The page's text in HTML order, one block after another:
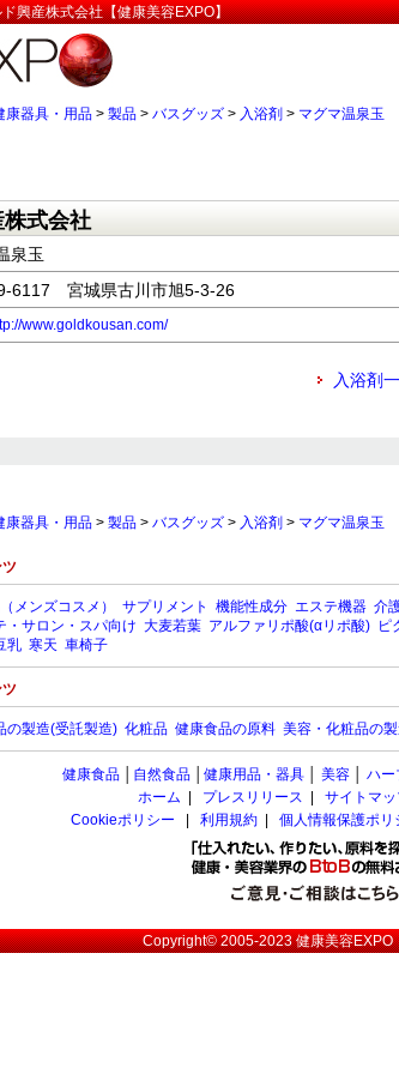
興産株式会社【健康美容EXPO】
康器具・用品 > 製品 > バスグッズ > 入浴剤 > マグマ温泉玉
株式会社
泉玉
6117 宮城県古川市旭5-3-26
www.goldkousan.com/
入浴剤
康器具・用品 > 製品 > バスグッズ > 入浴剤 > マグマ温泉玉
メンズコスメ） サプリメント 機能性成分 エステ機器 介
・サロン・スパ向け 大麦若葉 アルファリポ酸(αリポ酸) ピ
乳 寒天 車椅子
の製造(受託製造) 化粧品 健康食品の原料 美容・化粧品の
健康食品 自然食品 健康用品・器具 美容 ハー
ホーム
プレスリリース サイトマ
Cookieポリシー
利用規約 個人情報保護ポリ
Copyright© 2005-2023健康美容EXPO